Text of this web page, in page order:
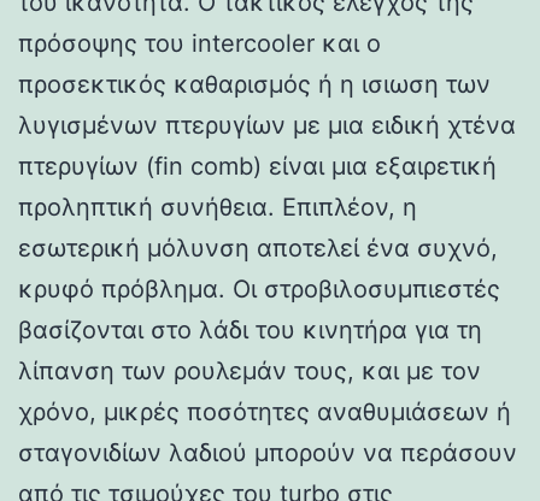
πρόσοψης του intercooler και ο
προσεκτικός καθαρισμός ή η ισιωση των
λυγισμένων πτερυγίων με μια ειδική χτένα
πτερυγίων (fin comb) είναι μια εξαιρετική
προληπτική συνήθεια. Επιπλέον, η
εσωτερική μόλυνση αποτελεί ένα συχνό,
κρυφό πρόβλημα. Οι στροβιλοσυμπιεστές
βασίζονται στο λάδι του κινητήρα για τη
λίπανση των ρουλεμάν τους, και με τον
χρόνο, μικρές ποσότητες αναθυμιάσεων ή
σταγονιδίων λαδιού μπορούν να περάσουν
από τις τσιμούχες του turbo στις